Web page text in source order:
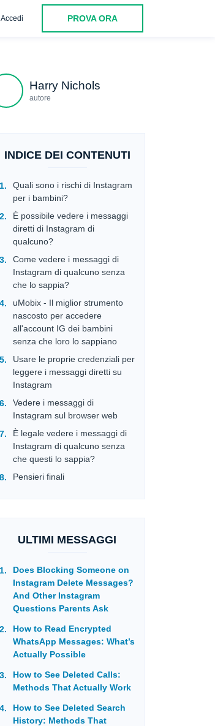
Accedi PROVA ORA
Harry Nichols
autore
INDICE DEI CONTENUTI
Quali sono i rischi di Instagram
per i bambini?
È possibile vedere i messaggi
diretti di Instagram di
qualcuno?
Come vedere i messaggi di
Instagram di qualcuno senza
che lo sappia?
uMobix - Il miglior strumento
nascosto per accedere
all'account IG dei bambini
senza che loro lo sappiano
Usare le proprie credenziali per
leggere i messaggi diretti su
Instagram
Vedere i messaggi di
Instagram sul browser web
È legale vedere i messaggi di
Instagram di qualcuno senza
che questi lo sappia?
Pensieri finali
ULTIMI MESSAGGI
Does Blocking Someone on
Instagram Delete Messages?
And Other Instagram
Questions Parents Ask
How to Read Encrypted
WhatsApp Messages: What’s
Actually Possible
How to See Deleted Calls:
Methods That Actually Work
How to See Deleted Search
History: Methods That
È legale vedere i messaggi di Instagram di